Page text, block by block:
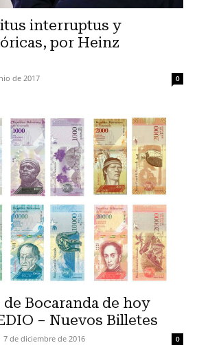
interruptus y
por Heinz
de 2017 0
Bocaranda de hoy
– Nuevos Billetes
7 de diciembre de 2016 0